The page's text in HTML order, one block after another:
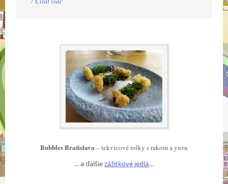
Bubbles Bratislava – tekvicové rolky s rakom a yuzu
… a ďalšiezážitkové jedlá…